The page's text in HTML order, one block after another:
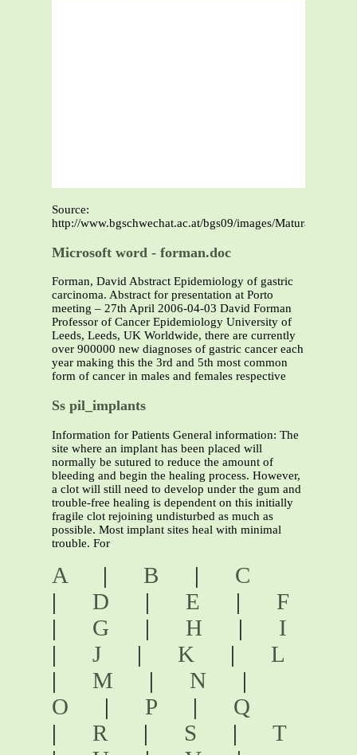
Source:
http://www.bgschwechat.ac.at/bgs09/images/
Microsoft word - forman.doc
Forman, David Abstract Epidemiology of gastric
carcinoma. Abstract for presentation at Porto
meeting – 27th April 2006-04-03 David Forman
Professor of Cancer Epidemiology University of
Leeds, Leeds, UK Worldwide, there are currently
over 900000 new diagnoses of gastric cancer each
year making this the 3rd and 5th most common
form of cancer in males and females respective
Ss pil_implants
Information for Patients General information: The
site where an implant has been placed will
normally be sutured to reduce the amount of
bleeding and begin the healing process. However,
a clot will still need to develop under the gum and
trouble-free healing is dependent on this initially
fragile clot rejoining undisturbed as much as
possible. Most implant sites heal with minimal
trouble. For
A | B | C
| D | E | F
| G | H | I
| J | K | L
| M | N
|
O
| P | Q
| R | S | T